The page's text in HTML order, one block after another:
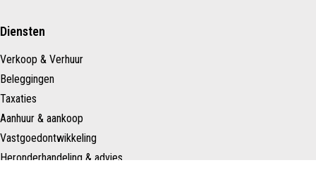
Diensten
Verkoop & Verhuur
Beleggingen
Taxaties
Aanhuur & aankoop
Vastgoedontwikkeling
Heronderhandeling & advies